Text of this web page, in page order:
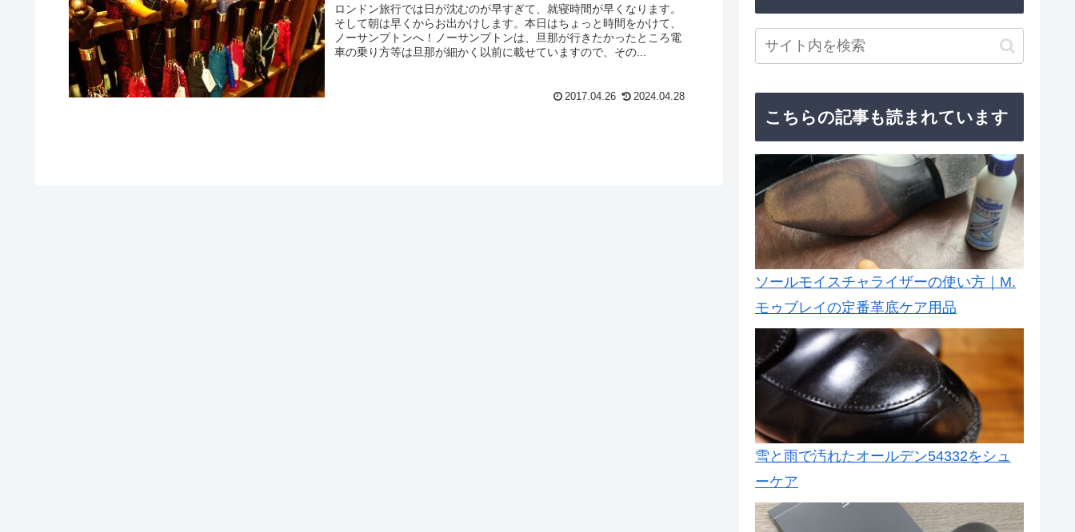
ロンドン旅行では日が沈むのが早すぎて、就寝時間が早くなります。
そして朝は早くからお出かけします。本日はちょっと時間をかけて、
ノーサンプトンへ！ノーサンプトンは、旦那が行きたかったところ電
車の乗り方等は旦那が細かく以前に載せていますので、その...
2017.04.26 2024.04.28
こちらの記事も読まれています
ソールモイスチャライザーの使い方｜M.
モゥブレイの定番革底ケア用品
雪と雨で汚れたオールデン54332をシュ
ーケア